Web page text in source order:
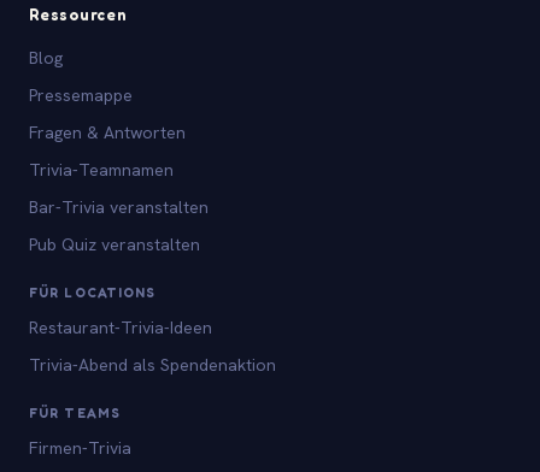
Ressourcen
Blog
Pressemappe
Fragen & Antworten
Trivia-Teamnamen
Bar-Trivia veranstalten
Pub Quiz veranstalten
FÜR LOCATIONS
Restaurant-Trivia-Ideen
Trivia-Abend als Spendenaktion
FÜR TEAMS
Firmen-Trivia